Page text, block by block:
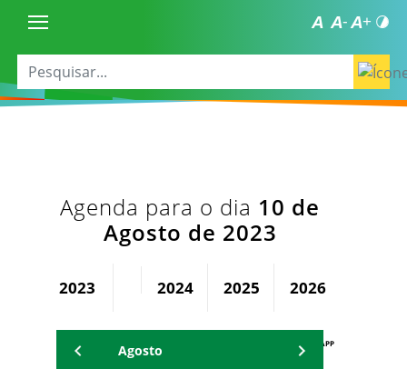
Agenda para o dia 10 de
Agosto de 2023
2023 2024 2025 2026
AGENDA PAPP
Agosto